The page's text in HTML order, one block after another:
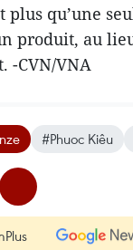
plus qu’une
produit, au
-CVN/VNA
#Phuoc Kiêu